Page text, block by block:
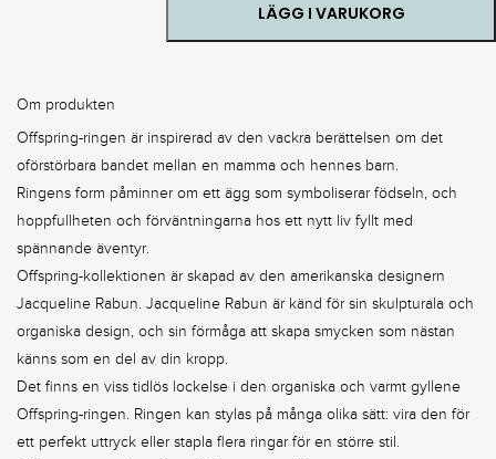
LÄGG I VARUKORG
Om produkten
Offspring-ringen är inspirerad av den vackra berättelsen om det
oförstörbara bandet mellan en mamma och hennes barn.
Ringens form påminner om ett ägg som symboliserar födseln, och
hoppfullheten och förväntningarna hos ett nytt liv fyllt med
spännande äventyr.
Offspring-kollektionen är skapad av den amerikanska designern
Jacqueline Rabun. Jacqueline Rabun är känd för sin skulpturala och
organiska design, och sin förmåga att skapa smycken som nästan
känns som en del av din kropp.
Det finns en viss tidlös lockelse i den organiska och varmt gyllene
Offspring-ringen. Ringen kan stylas på många olika sätt: vira den för
ett perfekt uttryck eller stapla flera ringar för en större stil.